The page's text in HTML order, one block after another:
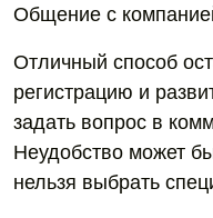
Общение с
Отличный способ
регистрацию и
задать вопрос в
Неудобство может
нельзя выбрать